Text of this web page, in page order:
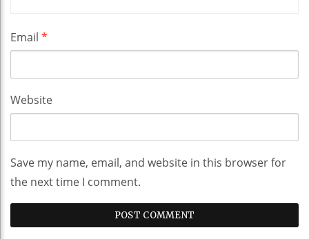
Email *
Website
Save my name, email, and website in this browser for
the next time I comment.